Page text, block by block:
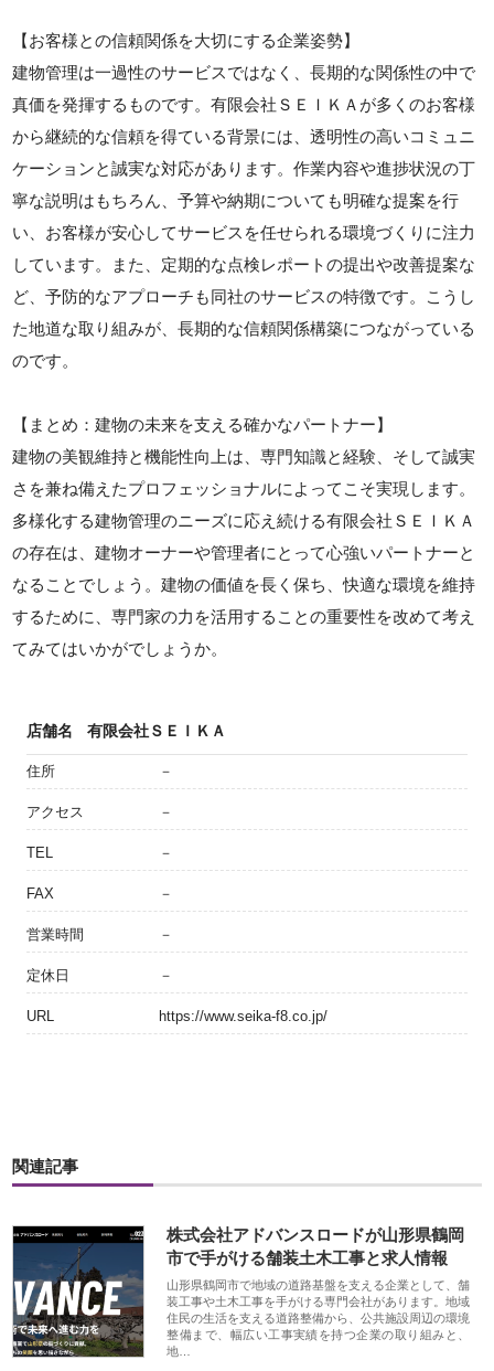
【お客様との信頼関係を大切にする企業姿勢】
建物管理は一過性のサービスではなく、長期的な関係性の中で
真価を発揮するものです。有限会社ＳＥＩＫＡが多くのお客様
から継続的な信頼を得ている背景には、透明性の高いコミュニ
ケーションと誠実な対応があります。作業内容や進捗状況の丁
寧な説明はもちろん、予算や納期についても明確な提案を行
い、お客様が安心してサービスを任せられる環境づくりに注力
しています。また、定期的な点検レポートの提出や改善提案な
ど、予防的なアプローチも同社のサービスの特徴です。こうし
た地道な取り組みが、長期的な信頼関係構築につながっている
のです。
【まとめ：建物の未来を支える確かなパートナー】
建物の美観維持と機能性向上は、専門知識と経験、そして誠実
さを兼ね備えたプロフェッショナルによってこそ実現します。
多様化する建物管理のニーズに応え続ける有限会社ＳＥＩＫＡ
の存在は、建物オーナーや管理者にとって心強いパートナーと
なることでしょう。建物の価値を長く保ち、快適な環境を維持
するために、専門家の力を活用することの重要性を改めて考え
てみてはいかがでしょうか。
店舗名 有限会社ＳＥＩＫＡ
住所 －
アクセス －
TEL －
FAX －
営業時間 －
定休日 －
URL https://www.seika-f8.co.jp/
関連記事
株式会社アドバンスロードが山形県鶴岡
市で手がける舗装土木工事と求人情報
山形県鶴岡市で地域の道路基盤を支える企業として、舗
装工事や土木工事を手がける専門会社があります。地域
住民の生活を支える道路整備から、公共施設周辺の環境
整備まで、幅広い工事実績を持つ企業の取り組みと、
地…